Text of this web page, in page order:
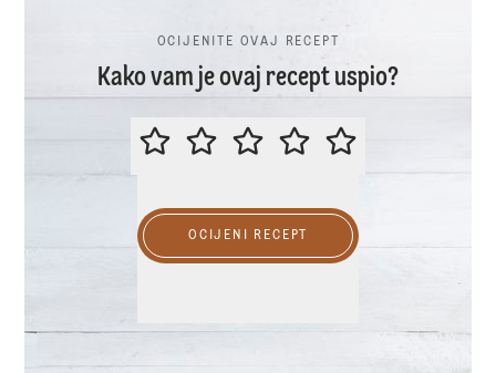
OCIJENITE OVAJ RECEPT
Kako vam je ovaj recept uspio?
OCIJENITE OVAJ RECEPT
OCIJENI RECEPT